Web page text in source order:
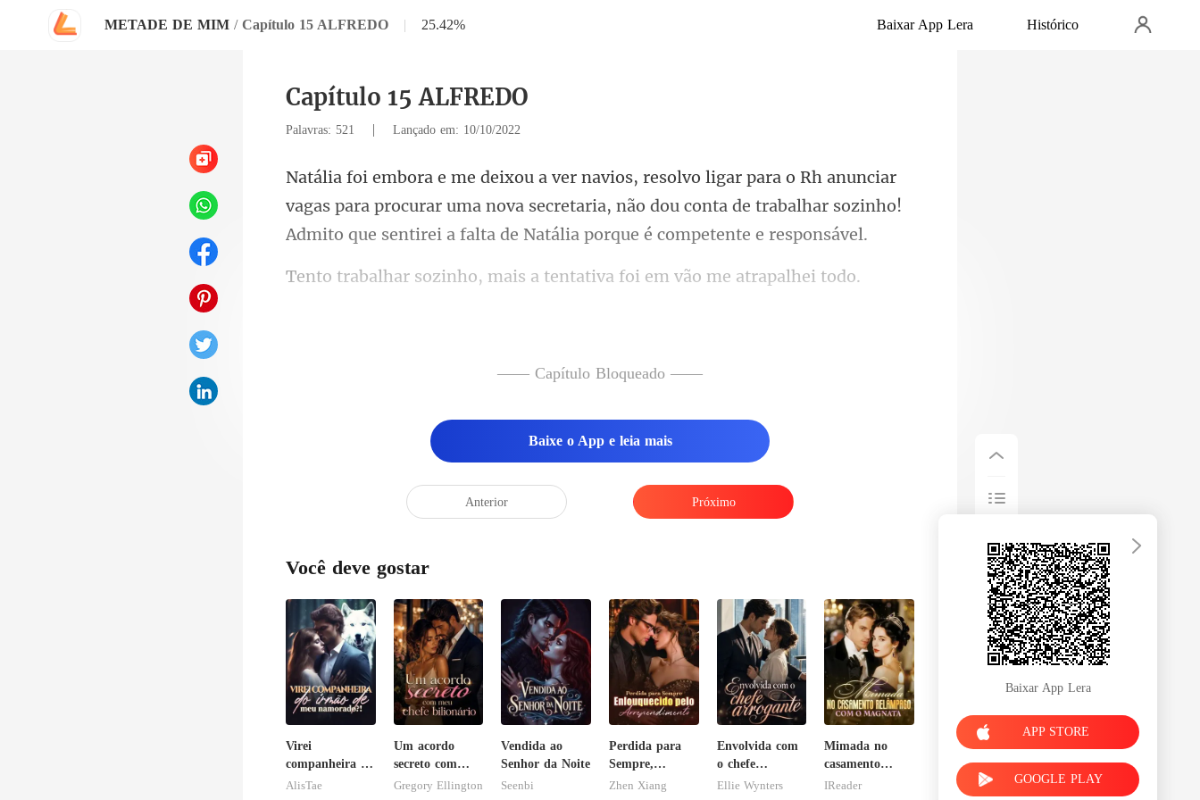
METADE DE MIM / Capítulo 15 ALFREDO | 25.42% Baixar App Lera Histórico
Capítulo 15 ALFREDO
Palavras: 521 | Lançado em: 10/10/2022
r
vagas para procurar uma nova secretaria, não dou conta de trabalhar sozinh
mais a tentativa foi em
—— Capítulo Bloqueado ——
Baixe o App e leia mais
Anterior Próximo
Você deve gostar
Virei
companheira do
irmão de meu
AlisTae
Um acordo
secreto com
meu chefe
Gregory Ellington
Vendida ao
Senhor da Noite
Seenbi
Perdida para
Sempre,
Enlouquecido
Zhen Xiang
Envolvida com
o chefe
arrogante
Ellie Wynters
Mimada no
casamento
relâmpago com
IReader
Baixar App Lera
APP STORE
GOOGLE PLAY